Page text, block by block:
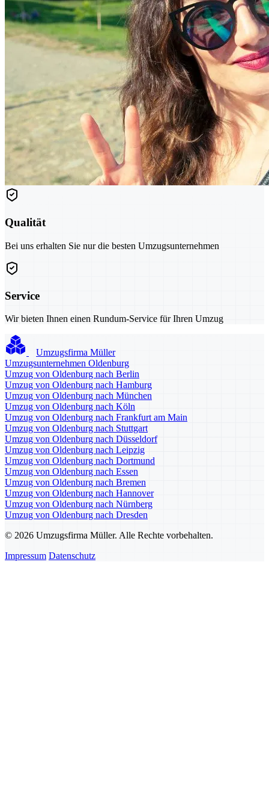
Qualität
Bei uns erhalten Sie nur die besten Umzugsunternehmen
Service
Wir bieten Ihnen einen Rundum-Service für Ihren Umzug
Umzugsfirma Müller
Umzugsunternehmen Oldenburg
Umzug von Oldenburg nach Berlin
Umzug von Oldenburg nach Hamburg
Umzug von Oldenburg nach München
Umzug von Oldenburg nach Köln
Umzug von Oldenburg nach Frankfurt am Main
Umzug von Oldenburg nach Stuttgart
Umzug von Oldenburg nach Düsseldorf
Umzug von Oldenburg nach Leipzig
Umzug von Oldenburg nach Dortmund
Umzug von Oldenburg nach Essen
Umzug von Oldenburg nach Bremen
Umzug von Oldenburg nach Hannover
Umzug von Oldenburg nach Nürnberg
Umzug von Oldenburg nach Dresden
© 2026 Umzugsfirma Müller. Alle Rechte vorbehalten.
Impressum Datenschutz